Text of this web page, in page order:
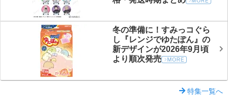
冬の準備に！すみっコぐら
し『レンジでゆたぽん』の
新デザインが2026年9月頃
より順次発売
特集一覧へ